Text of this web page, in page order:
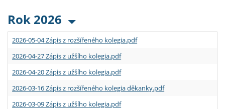
Rok 2026
2026-05-04 Zápis z rozšířeného kolegia.pdf
2026-04-27 Zápis z užšího kolegia.pdf
2026-04-20 Zápis z užšího kolegia.pdf
2026-03-16 Zápis z rozšířeného kolegia děkanky.pdf
2026-03-09 Zápis z užšího kolegia.pdf